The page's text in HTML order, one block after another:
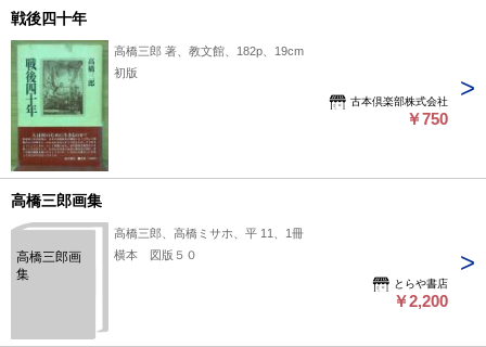
戦後四十年
高橋三郎 著、教文館、182p、19cm
初版
古本倶楽部株式会社
￥750
高橋三郎画集
高橋三郎画
集
高橋三郎、高橋ミサホ、平 11、1冊
横本 図版５０
とらや書店
￥2,200